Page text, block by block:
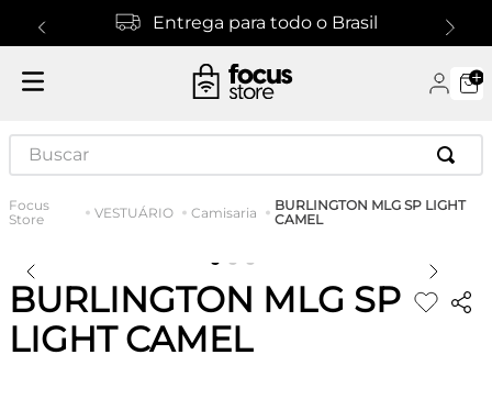
Entrega para todo o Brasil
Buscar
VESTUÁRIO Camisaria
BURLINGTON MLG SP LIGHT
CAMEL
BURLINGTON MLG SP
LIGHT CAMEL